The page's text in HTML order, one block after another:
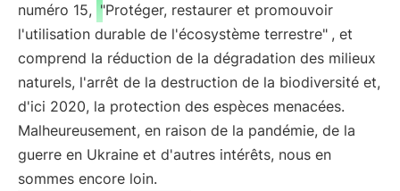
numéro 15, "Protéger, restaurer et promouvoir
l'utilisation durable de l'écosystème terrestre" , et
comprend la réduction de la dégradation des milieux
naturels, l'arrêt de la destruction de la biodiversité et,
d'ici 2020, la protection des espèces menacées.
Malheureusement, en raison de la pandémie, de la
guerre en Ukraine et d'autres intérêts, nous en
sommes encore loin.